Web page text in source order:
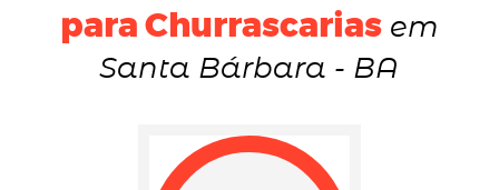
para Churrascariasem
Santa Bárbara - BA